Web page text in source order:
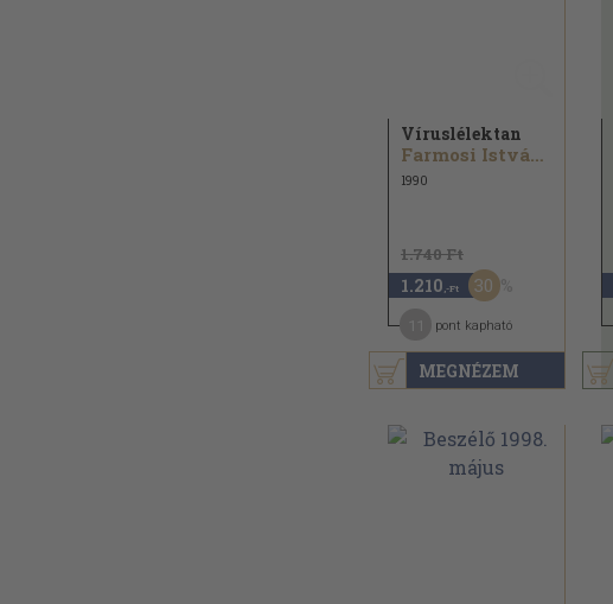
MEGNÉZEM
Víruslélektan
Farmosi István...
1990
1.740 Ft
1.210 ,-Ft 30
pont kapható